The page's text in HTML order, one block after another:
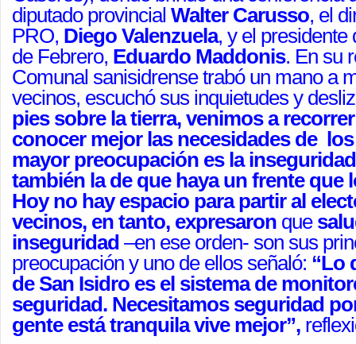
diputado provincial Walter Carusso, el
PRO, Diego Valenzuela, y el presidente
de Febrero, Eduardo Maddonis. En su
Comunal sanisidrense trabó un mano a
vecinos, escuchó sus inquietudes y
pies sobre la tierra, venimos a
conocer mejor las necesidades de
mayor preocupación es la
también la de que haya un frente que
Hoy no hay espacio para partir al
vecinos, en tanto, expresaron que
inseguridad –en ese orden- son sus
preocupación y uno de ellos señaló: “Lo
de San Isidro es el sistema de
seguridad. Necesitamos seguridad
gente está tranquila vive mejor”,